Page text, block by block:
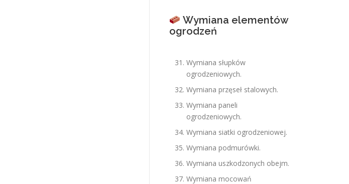
Wymiana elementów
ogrodzeń
Wymiana słupków
ogrodzeniowych.
Wymiana przęseł stalowych.
Wymiana paneli
ogrodzeniowych.
Wymiana siatki ogrodzeniowej.
Wymiana podmurówki.
Wymiana uszkodzonych obejm.
Wymiana mocowań